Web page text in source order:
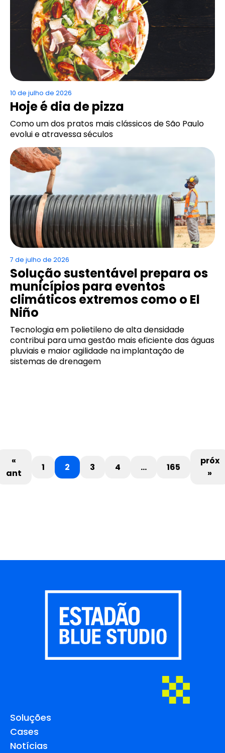
10 de julho de 2026
Hoje é dia de pizza
Como um dos pratos mais clássicos de São Paulo
evolui e atravessa séculos
7 de julho de 2026
Solução sustentável prepara os
municípios para eventos
climáticos extremos como o El
Niño
Tecnologia em polietileno de alta densidade
contribui para uma gestão mais eficiente das águas
pluviais e maior agilidade na implantação de
sistemas de drenagem
«
ant
1 2 3 4 … 165
próx
»
Soluções
Cases
Notícias